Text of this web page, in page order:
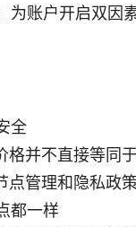
为账户开启双因
全
格并不直接等同
点管理和隐私政策
都一样